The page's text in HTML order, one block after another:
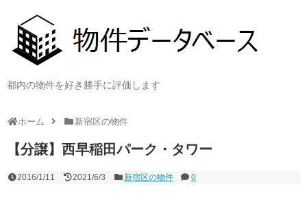
都内の物件を好き勝手に評価します
ホーム 新宿区の物件
【分譲】西早稲田パーク・タワー
2016/1/11 2021/6/3 新宿区の物件 0